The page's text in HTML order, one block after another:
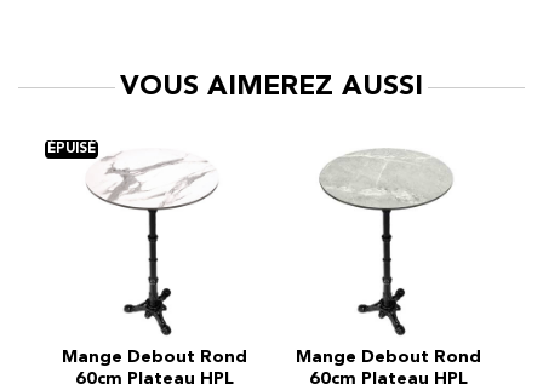
VOUS AIMEREZ AUSSI
Mange Debout Rond
60cm Plateau HPL
Mange Debout Rond
60cm Plateau HPL